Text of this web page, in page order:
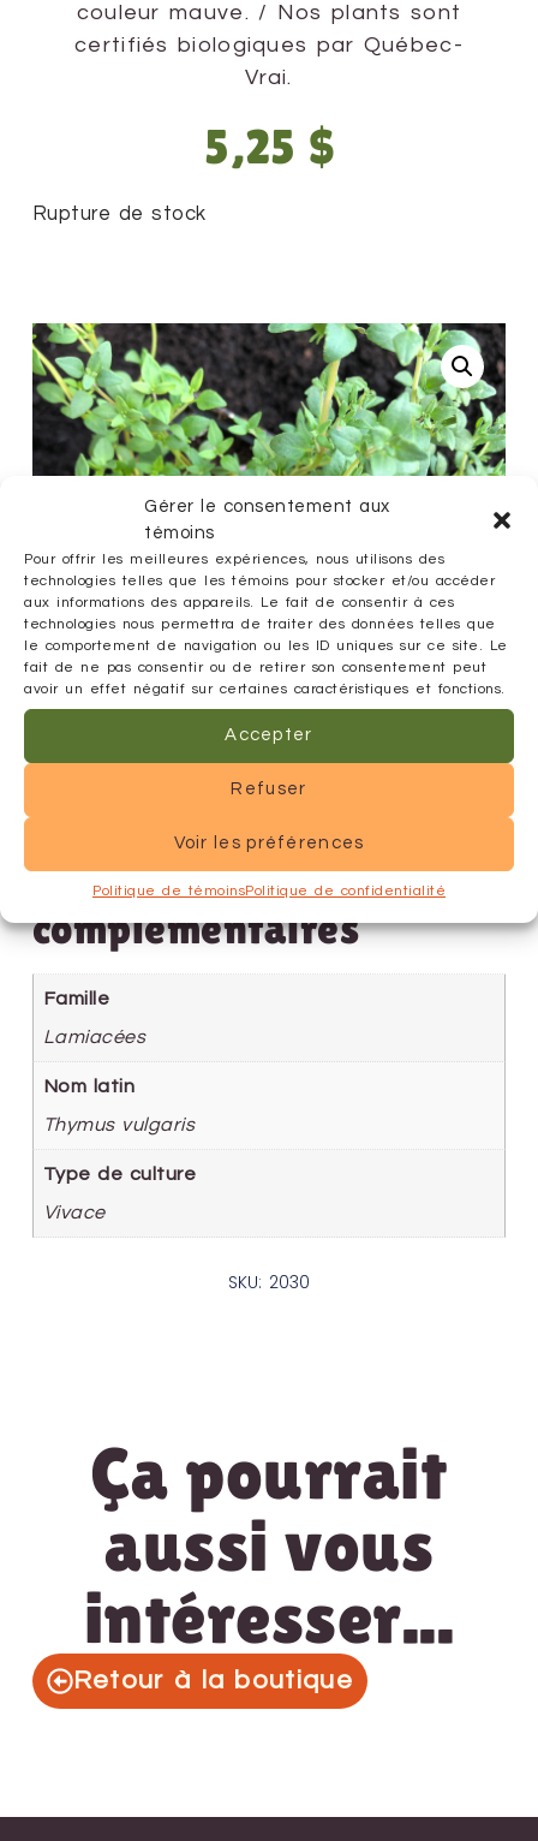
Gérer le consentement aux
témoins
Pour offrir les meilleures expériences, nous utilisons des
technologies telles que les témoins pour stocker et/ou accéder
aux informations des appareils. Le fait de consentir à ces
technologies nous permettra de traiter des données telles que
le comportement de navigation ou les ID uniques sur ce site. Le
fait de ne pas consentir ou de retirer son consentement peut
avoir un effet négatif sur certaines caractéristiques et fonctions.
Accepter
Refuser
Voir les préférences
Politique de témoinsPolitique de confidentialité
couleur mauve. / Nos plants sont
certifiés biologiques par Québec-
Vrai.
5,25 $
Rupture de stock
Informations
complémentaires
Famille
Lamiacées
Nom latin
Thymus vulgaris
Type de culture
Vivace
SKU: 2030
Ça pourrait
aussi vous
intéresser...
Retour à la boutique